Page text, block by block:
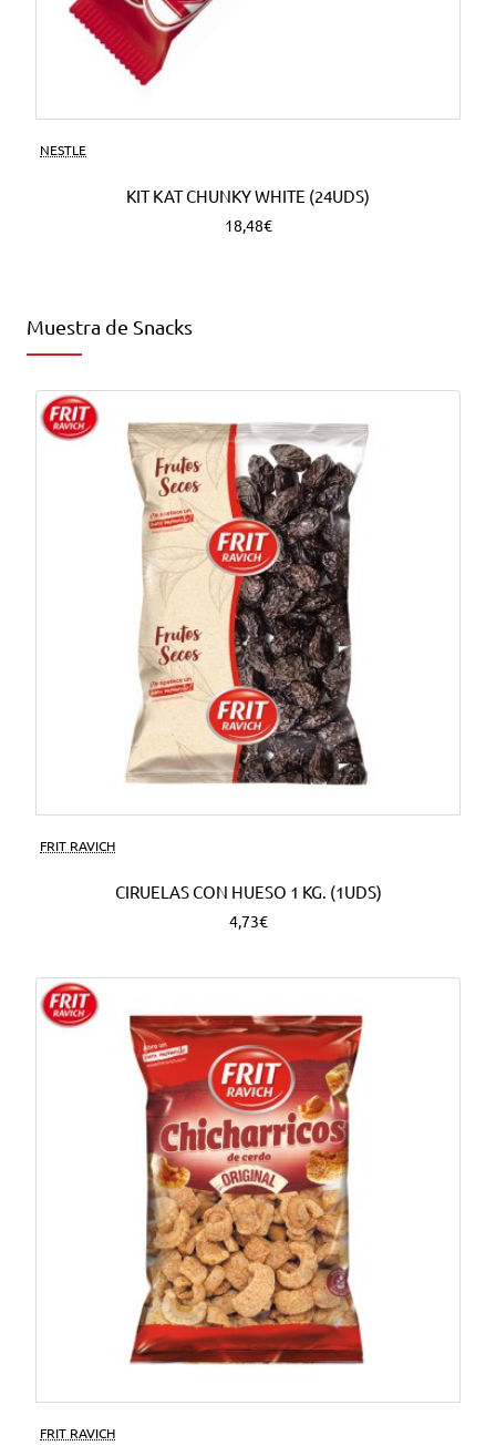
NESTLE
KIT KAT CHUNKY WHITE (24UDS)
18,48€
Muestra de Snacks
FRIT RAVICH
CIRUELAS CON HUESO 1 KG. (1UDS)
4,73€
FRIT RAVICH